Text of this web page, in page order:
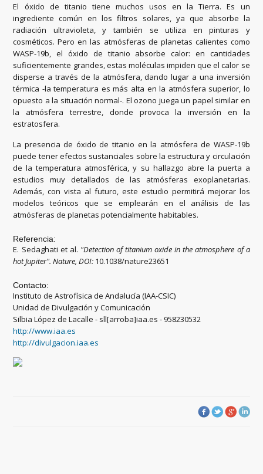
El óxido de titanio tiene muchos usos en la Tierra. Es un
ingrediente común en los filtros solares, ya que absorbe la
radiación ultravioleta, y también se utiliza en pinturas y
cosméticos. Pero en las atmósferas de planetas calientes como
WASP-19b, el óxido de titanio absorbe calor: en cantidades
suficientemente grandes, estas moléculas impiden que el calor se
disperse a través de la atmósfera, dando lugar a una inversión
térmica -la temperatura es más alta en la atmósfera superior, lo
opuesto a la situación normal-. El ozono juega un papel similar en
la atmósfera terrestre, donde provoca la inversión en la
estratosfera.
La presencia de óxido de titanio en la atmósfera de WASP-19b
puede tener efectos sustanciales sobre la estructura y circulación
de la temperatura atmosférica, y su hallazgo abre la puerta a
estudios muy detallados de las atmósferas exoplanetarias.
Además, con vista al futuro, este estudio permitirá mejorar los
modelos teóricos que se emplearán en el análisis de las
atmósferas de planetas potencialmente habitables.
Referencia:
E. Sedaghati et al. "Detection of titanium oxide in the atmosphere of a
hot Jupiter".Nature, DOI: 10.1038/nature23651
Contacto:
Instituto de Astrofísica de Andalucía (IAA-CSIC)
Unidad de Divulgación y Comunicación
Silbia López de Lacalle - sll[arroba]iaa.es - 958230532
http://www.iaa.es
http://divulgacion.iaa.es